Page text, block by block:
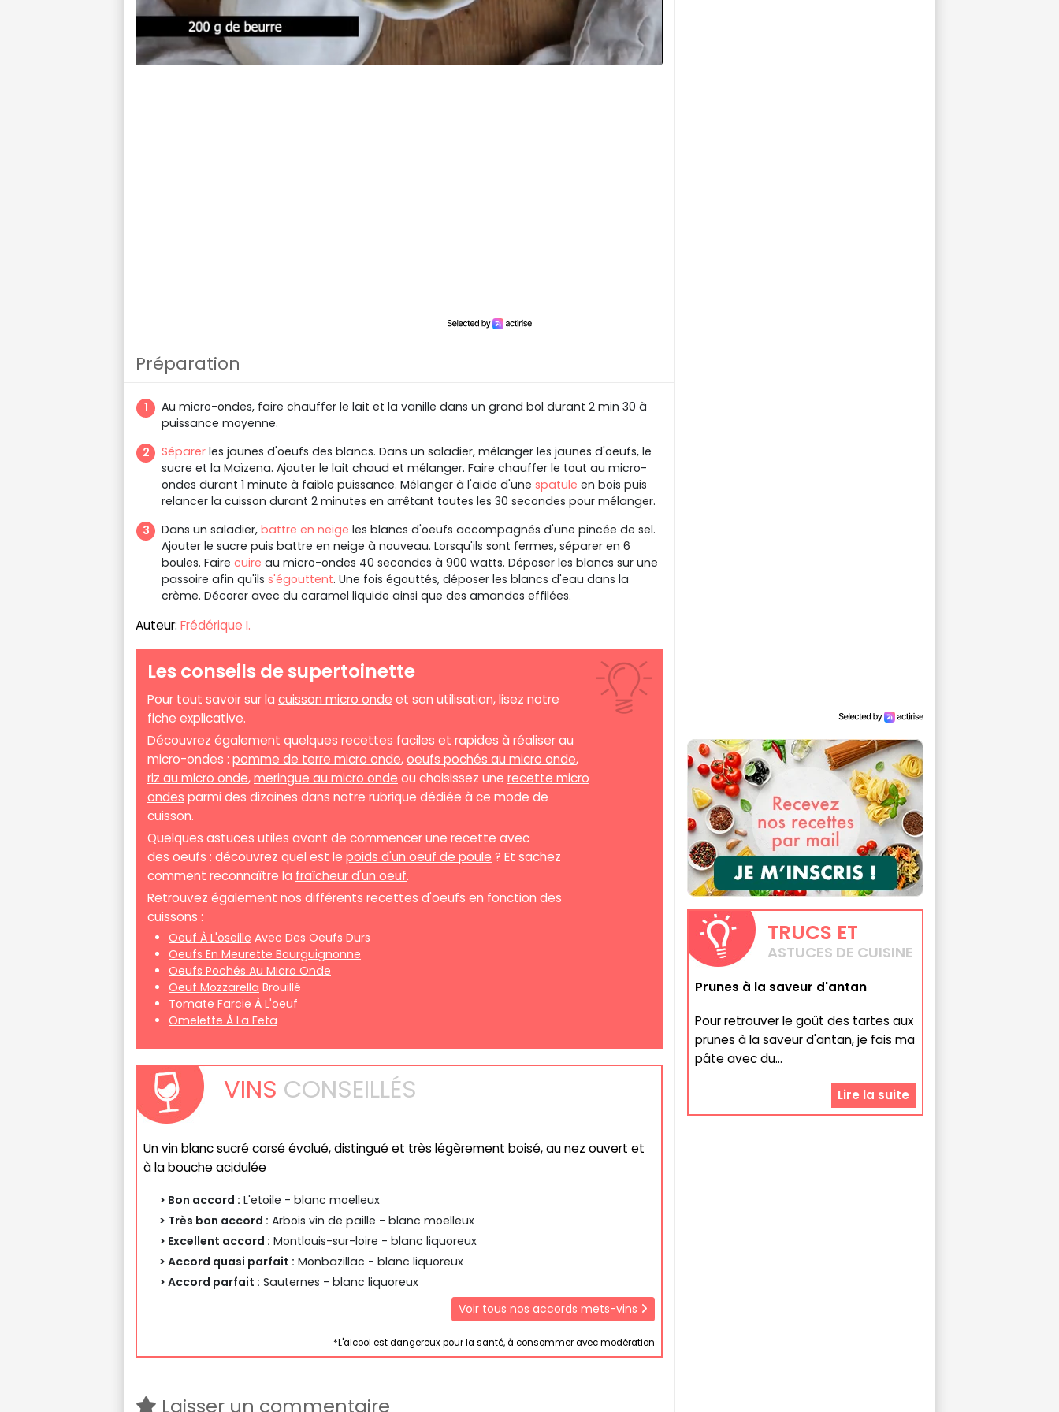
Préparation
Au micro-ondes, faire chauffer le lait et la vanille dans un grand bol durant 2 min 30 à
puissance moyenne.
Séparer les jaunes d'oeufs des blancs. Dans un saladier, mélanger les jaunes d'oeufs, le
sucre et la Maïzena. Ajouter le lait chaud et mélanger. Faire chauffer le tout au micro-
ondes durant 1 minute à faible puissance. Mélanger à l'aide d'une spatule en bois puis
relancer la cuisson durant 2 minutes en arrêtant toutes les 30 secondes pour mélanger.
Dans un saladier, battre en neige les blancs d'oeufs accompagnés d'une pincée de sel.
Ajouter le sucre puis battre en neige à nouveau. Lorsqu'ils sont fermes, séparer en 6
boules. Faire cuire au micro-ondes 40 secondes à 900 watts. Déposer les blancs sur une
passoire afin qu'ils s'égouttent. Une fois égouttés, déposer les blancs d'eau dans la
crème. Décorer avec du caramel liquide ainsi que des amandes effilées.
Auteur: Frédérique I.
Les conseils de supertoinette
Pour tout savoir sur la cuisson micro onde et son utilisation, lisez notre
fiche explicative.
Découvrez également quelques recettes faciles et rapides à réaliser au
micro-ondes : pomme de terre micro onde,oeufs pochés au micro onde,
riz au micro onde,meringue au micro onde ou choisissez une recette micro
ondes parmi des dizaines dans notre rubrique dédiée à ce mode de
cuisson.
Quelques astuces utiles avant de commencer une recette avec
des oeufs : découvrez quel est le poids d'un oeuf de poule ? Et sachez
comment reconnaître la fraîcheur d'un oeuf.
Retrouvez également nos différents recettes d'oeufs en fonction des
cuissons :
Oeuf À L'oseille Avec Des Oeufs Durs
Oeufs En Meurette Bourguignonne
Oeufs Pochés Au Micro Onde
Oeuf Mozzarella Brouillé
Tomate Farcie À L'oeuf
Omelette À La Feta
VINS CONSEILLÉS
Un vin blanc sucré corsé évolué, distingué et très légèrement boisé, au nez ouvert et
à la bouche acidulée
> Bon accord : L'etoile - blanc moelleux
> Très bon accord : Arbois vin de paille - blanc moelleux
> Excellent accord : Montlouis-sur-loire - blanc liquoreux
> Accord quasi parfait : Monbazillac - blanc liquoreux
> Accord parfait : Sauternes - blanc liquoreux
Voir tous nos accords mets-vins
*L'alcool est dangereux pour la santé, à consommer avec modération
Laisser un commentaire
TRUCS ET
ASTUCES DE CUISINE
Prunes à la saveur d'antan
Pour retrouver le goût des tartes aux
prunes à la saveur d'antan, je fais ma
pâte avec du...
Lire la suite